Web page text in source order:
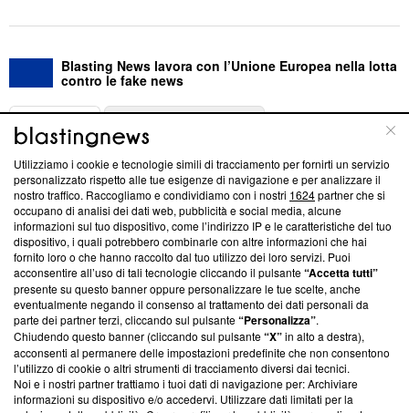
Blasting News lavora con l’Unione Europea nella lotta
contro le fake news
ABOUT
Questa sezione offre informazioni trasparenti su Blasting
News, sui nostri processi editoriali e su come ci impegniamo a
creare news di qualità. Inoltre, afferma la nostra aderenza a
‘Trust Project - News with Integrity’Blasting News non è
ancora membro del programma, ma ha richiesto di farne
parte; Trust Project non ha ancora effettuato una verifica di
conformità agli standard.
Su di noi
Team editoriale
Corporate
Utilizziamo i cookie e tecnologie simili di tracciamento per fornirti un servizio
personalizzato rispetto alle tue esigenze di navigazione e per analizzare il
nostro traffico. Raccogliamo e condividiamo con i nostri 1624partner che si
occupano di analisi dei dati web, pubblicità e social media, alcune
informazioni sul tuo dispositivo, come l’indirizzo IP e le caratteristiche del tuo
dispositivo, i quali potrebbero combinarle con altre informazioni che hai
fornito loro o che hanno raccolto dal tuo utilizzo dei loro servizi. Puoi
acconsentire all’uso di tali tecnologie cliccando il pulsante“Accetta tutti”
presente su questo banner oppure personalizzare le tue scelte, anche
eventualmente negando il consenso al trattamento dei dati personali da
parte dei partner terzi, cliccando sul pulsante“Personalizza”.
Chiudendo questo banner (cliccando sul pulsante“X”in alto a destra),
acconsenti al permanere delle impostazioni predefinite che non consentono
l’utilizzo di cookie o altri strumenti di tracciamento diversi dai tecnici.
Noi e i nostri partner trattiamo i tuoi dati di navigazione per: Archiviare
informazioni su dispositivo e/o accedervi. Utilizzare dati limitati per la